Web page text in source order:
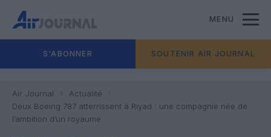
MENU
S'ABONNER SOUTENIR AIR JOURNAL
Air Journal
Actualité
Deux Boeing 787 atterrissent à Riyad : une compagnie née de
l’ambition d’un royaume